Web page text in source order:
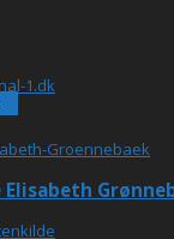
1.dk
Elisabeth